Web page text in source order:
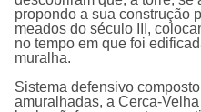
propondo a sua construção
meados do século III,
no tempo em que foi
muralha.
Sistema defensivo
amuralhadas, a Cerca-